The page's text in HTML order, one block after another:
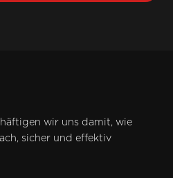
wir uns damit, wie
sicher und effektiv